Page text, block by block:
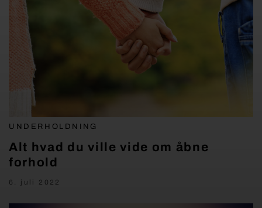
UNDERHOLDNING
Alt hvad du ville vide om åbne
forhold
6. juli 2022